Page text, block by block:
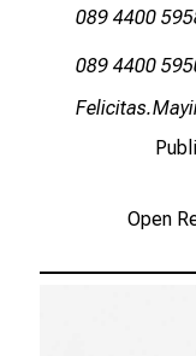
089 4400
089 4400
Open